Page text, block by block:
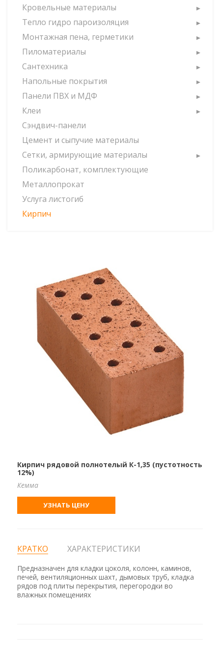
Кровельные материалы
Тепло гидро пароизоляция
Монтажная пена, герметики
Пиломатериалы
Сантехника
Напольные покрытия
Панели ПВХ и МДФ
Клеи
Сэндвич-панели
Цемент и сыпучие материалы
Сетки, армирующие материалы
Поликарбонат, комплектующие
Металлопрокат
Услуга листогиб
Кирпич
Кирпич рядовой полнотелый К-1,35 (пустотность
12%)
Кемма
УЗНАТЬ ЦЕНУ
КРАТКО ХАРАКТЕРИСТИКИ
Предназначен для кладки цоколя, колонн, каминов,
печей, вентиляционных шахт, дымовых труб, кладка
рядов под плиты перекрытия, перегородки во
влажных помещениях